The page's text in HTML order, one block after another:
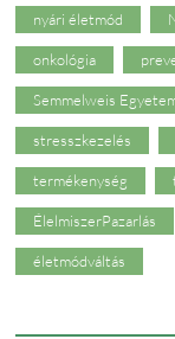
nyári életmód
onkológia
Semmelweis
stresszkezelés
termékenység
ÉlelmiszerPazarlás
életmódváltás